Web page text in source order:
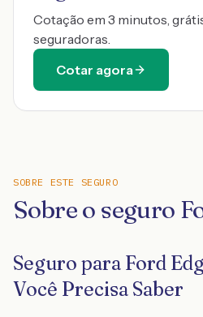
Cotação em 3 minutos,
seguradoras.
Cotar agora
SOBRE ESTE SEGURO
Sobre o seguro
Seguro para Ford
Você Precisa Saber